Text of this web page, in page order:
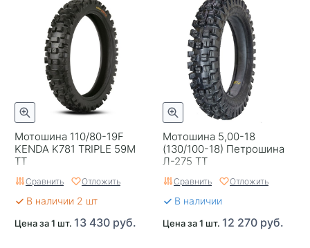
Индекс нагрузки
Индекс скорости
С камерой
С камерой
Страна изготовителя
Россия
Мотошина 110/80-19F
KENDA K781 TRIPLE 59M
TT
Сравнить Отложить
В наличии 2 шт
Цена за 1 шт. 13 430 руб.
Мотошина 5,00-18
(130/100-18) Петрошина
Л-275 TT
Сравнить Отложить
В наличии
Цена за 1 шт. 12 270 руб.